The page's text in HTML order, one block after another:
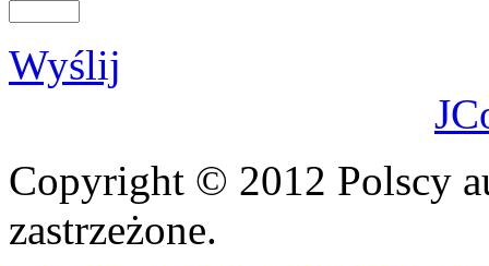
Wyślij
Copyright © 2012 Polscy
zastrzeżone.